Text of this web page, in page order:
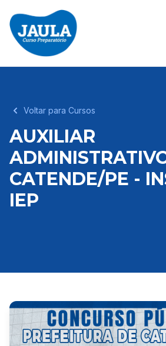
Voltar para Cursos
AUXILIAR
CATENDE/PE -
IEP